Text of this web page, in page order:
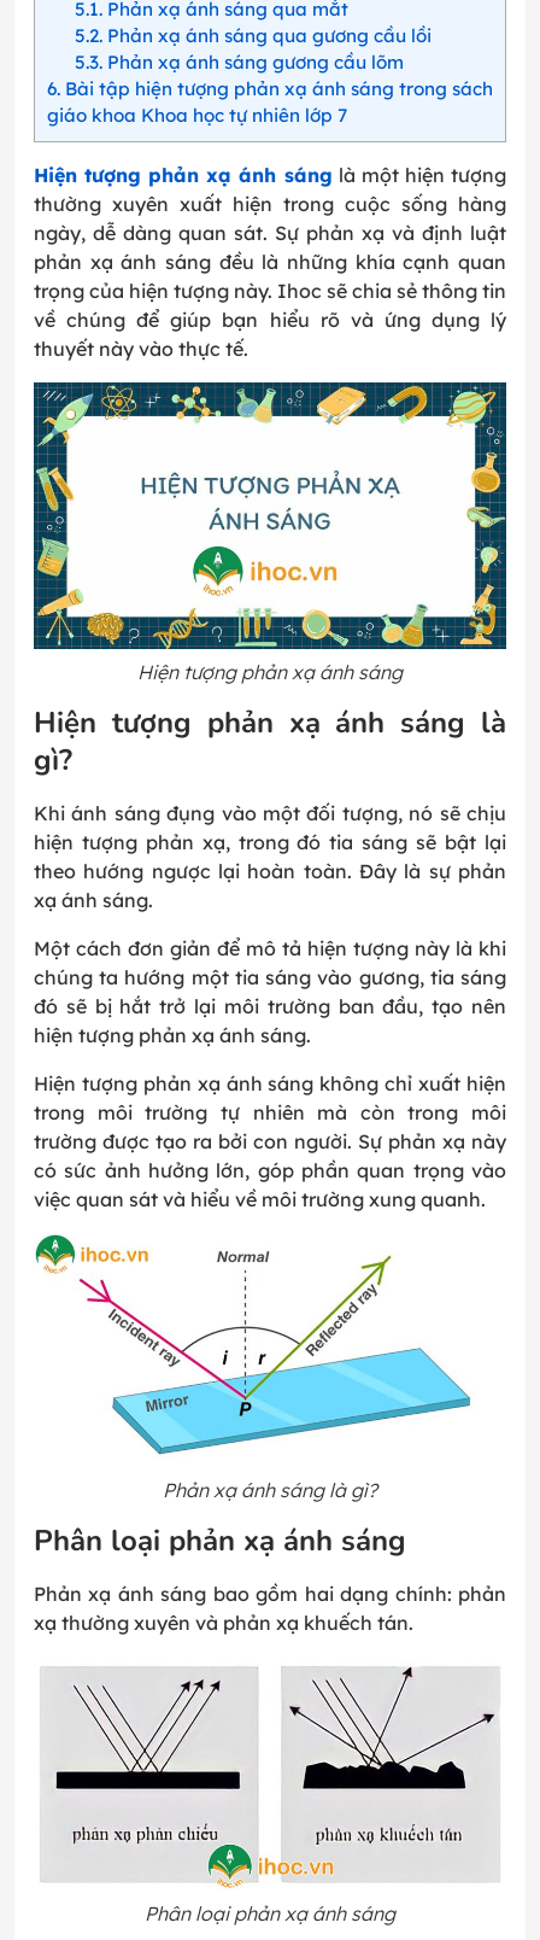
5.1Phản xạ ánh sáng qua mắt
5.2Phản xạ ánh sáng qua gương cầu lồi
5.3Phản xạ ánh sáng gương cầu lõm
6 Bài tập hiện tượng phản xạ ánh sáng trong sách
giáo khoa Khoa học tự nhiên lớp 7
Hiện tượng phản xạ ánh sáng là một hiện tượng
thường xuyên xuất hiện trong cuộc sống hàng
ngày, dễ dàng quan sát. Sự phản xạ và định luật
phản xạ ánh sáng đều là những khía cạnh quan
trọng của hiện tượng này. Ihoc sẽ chia sẻ thông tin
về chúng để giúp bạn hiểu rõ và ứng dụng lý
thuyết này vào thực tế.
Hiện tượng phản xạ ánh sáng
Hiện tượng phản xạ ánh sáng là
gì?
Khi ánh sáng đụng vào một đối tượng, nó sẽ chịu
hiện tượng phản xạ, trong đó tia sáng sẽ bật lại
theo hướng ngược lại hoàn toàn. Đây là sự phản
xạ ánh sáng.
Một cách đơn giản để mô tả hiện tượng này là khi
chúng ta hướng một tia sáng vào gương, tia sáng
đó sẽ bị hắt trở lại môi trường ban đầu, tạo nên
hiện tượng phản xạ ánh sáng.
Hiện tượng phản xạ ánh sáng không chỉ xuất hiện
trong môi trường tự nhiên mà còn trong môi
trường được tạo ra bởi con người. Sự phản xạ này
có sức ảnh hưởng lớn, góp phần quan trọng vào
việc quan sát và hiểu về môi trường xung quanh.
Phản xạ ánh sáng là gì?
Phân loại phản xạ ánh sáng
Phản xạ ánh sáng bao gồm hai dạng chính: phản
xạ thường xuyên và phản xạ khuếch tán.
Phân loại phản xạ ánh sáng